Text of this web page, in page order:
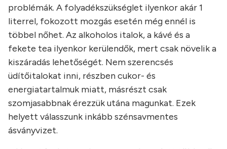
problémák. A folyadékszükséglet ilyenkor akár 1
literrel, fokozott mozgás esetén még ennél is
többel nőhet. Az alkoholos italok, a kávé és a
fekete tea ilyenkor kerülendők, mert csak növelik a
kiszáradás lehetőségét. Nem szerencsés
üdítőitalokat inni, részben cukor- és
energiatartalmuk miatt, másrészt csak
szomjasabbnak érezzük utána magunkat. Ezek
helyett válasszunk inkább szénsavmentes
ásványvizet.